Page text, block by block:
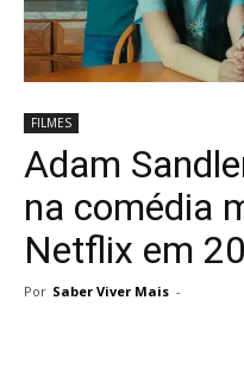
FILMES
Adam
na comédia
Netflix em
Por Saber Viver Mais -